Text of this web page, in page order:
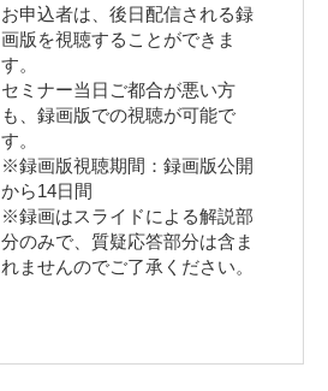
お申込者は、後日配信される録
画版を視聴することができま
す。
セミナー当日ご都合が悪い方
も、録画版での視聴が可能で
す。
※録画版視聴期間：録画版公開
から14日間
※録画はスライドによる解説部
分のみで、質疑応答部分は含ま
れませんのでご了承ください。